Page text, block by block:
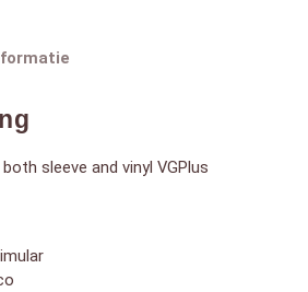
Galé, Moris Jimenez y maestro
sleeve and vinyl VGPlus